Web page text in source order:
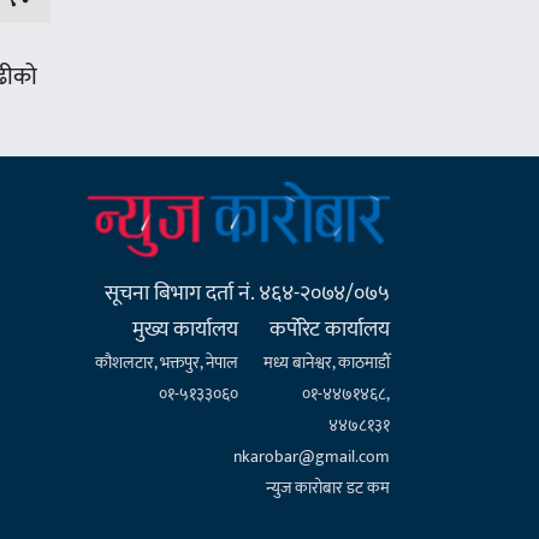
सूचना बिभाग दर्ता नं. ४६४-२०७४/०७५
मुख्य कार्यालय
कौशलटार, भक्तपुर, नेपाल
०१-५१३३०६०
कर्पाेरेट कार्यालय
मध्य बानेश्वर, काठमाडौँ
०१-४४७१४६८,
४४७८१३१
nkarobar@gmail.com
न्युज कारोबार डट कम